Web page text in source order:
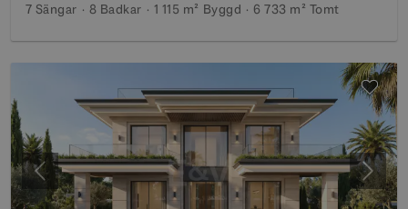
7 Sängar 8 Badkar 1 115 m² Byggd 6 733 m² Tomt
Föregående Nästa